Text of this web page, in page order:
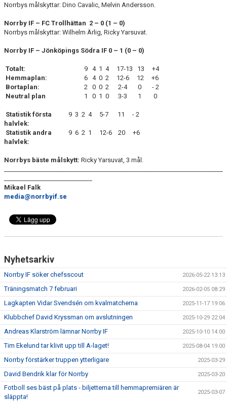
Norrbys målskyttar: Dino Cavalic, Melvin Andersson.
Norrby IF – FC Trollhättan 2 – 0 (1 – 0)
Norrbys målskyttar: Wilhelm Ärlig, Ricky Yarsuvat.
Norrby IF – Jönköpings Södra IF 0 – 1 (0 – 0)
Totalt:
9 4 1 4 17-13 13 +4
Hemmaplan:
6 4 0 2 12-6 12 +6
Bortaplan:
2 0 0 2 2-4 0 - 2
Neutral plan
1 0 1 0 3-3 1 0
Statistik första
halvlek:
9 3 2 4 5-7 11 - 2
Statistik andra
halvlek:
9 6 2 1 12-6 20 +6
Norrbys bäste målskytt: Ricky Yarsuvat, 3 mål.
Mikael Falk
media@norrbyif.se
Nyhetsarkiv
Norrby IF söker chefsscout 2026-05-22 13:13
Träningsmatch 7 februari 2026-02-05 08:29
Lagkapten Vidar Svendsén om kvalmatcherna 2025-11-17 19:06
Klubbchef David Kryssman om avslutningen 2025-10-29 22:04
Andreas Klarström lämnar Norrby IF 2025-10-10 14:00
Tim Ekelund tar klivit upp till A-laget! 2025-08-04 19:00
Norrby förstärker truppen ytterligare 2025-03-29
David Bendrik klar för Norrby 2025-03-20
Fotboll ses bäst på plats - biljetterna till hemmapremiären är
släppta!
2025-03-07